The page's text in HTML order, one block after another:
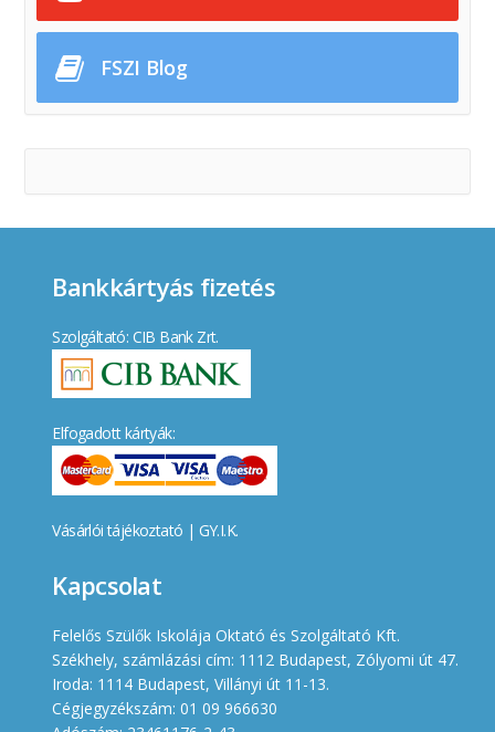
FSZI Blog
Bankkártyás fizetés
Szolgáltató: CIB Bank Zrt.
Elfogadott kártyák:
Vásárlói tájékoztató | GY.I.K.
Kapcsolat
Felelős Szülők Iskolája Oktató és Szolgáltató Kft.
Székhely, számlázási cím: 1112 Budapest, Zólyomi út 47.
Iroda: 1114 Budapest, Villányi út 11-13.
Cégjegyzékszám: 01 09 966630